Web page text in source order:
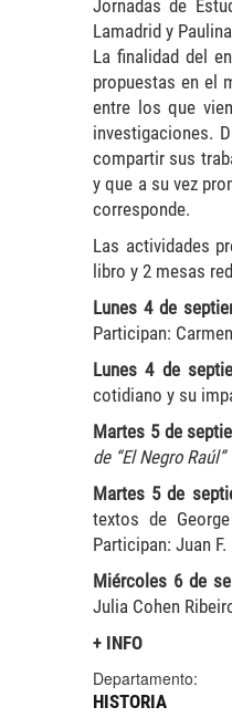
Jornadas de
Lamadrid y
La finalidad del
propuestas en el
entre los que
investigaciones.
compartir sus
y que a su vez
corresponde.
Las actividades
libro y 2 mesas
Lunes 4 de
Participan:
Lunes 4 de
cotidiano y su
Martes 5 de
de “El Negro Raúl”
Martes 5 de
textos de
Participan: Juan
Miércoles 6 de
Julia Cohen
+ INFO
Departamento:
HISTORIA